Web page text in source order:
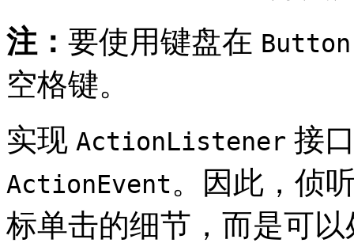
注： 要使用键盘在 Button
空格键。
实现 ActionListener 接
ActionEvent。因此，侦
标单击的细节，而是可